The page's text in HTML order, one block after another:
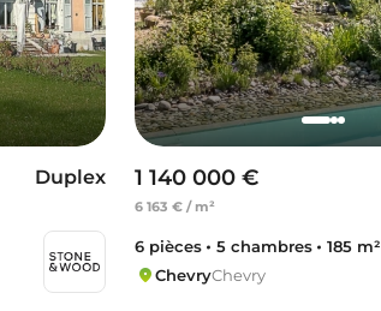
Duplex 1 140 000 €
6 163 € / m²
6 pièces 5 chambres
185 m²
ChevryChevry